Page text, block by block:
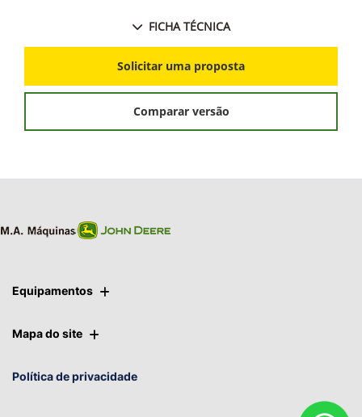
FICHA TÉCNICA
Solicitar uma proposta
Comparar versão
Equipamentos
Mapa do site
Política de privacidade